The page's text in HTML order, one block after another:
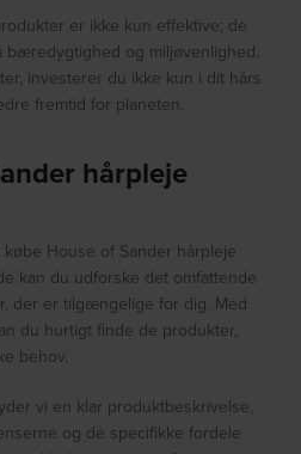
er ikke kun effektive; de
bæredygtighed og miljøvenlighed.
investerer du ikke kun i dit hårs
fremtid for planeten.
hårpleje
House of Sander hårpleje
kan du udforske det omfattende
der er tilgængelige for dig. Med
du hurtigt finde de produkter,
behov.
vi en klar produktbeskrivelse,
og de specifikke fordele